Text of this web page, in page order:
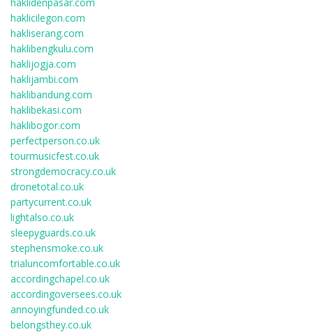
haklicilegon.com
hakliserang.com
haklibengkulu.com
haklijogja.com
haklijambi.com
haklibandung.com
haklibekasi.com
haklibogor.com
perfectperson.co.uk
tourmusicfest.co.uk
strongdemocracy.co.uk
dronetotal.co.uk
partycurrent.co.uk
lightalso.co.uk
sleepyguards.co.uk
stephensmoke.co.uk
trialuncomfortable.co.uk
accordingchapel.co.uk
accordingoversees.co.uk
annoyingfunded.co.uk
belongsthey.co.uk